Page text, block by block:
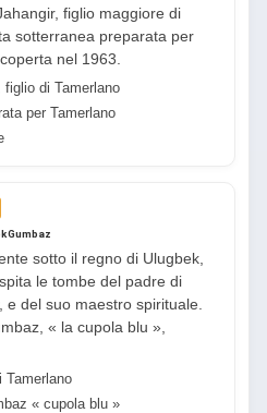
figlio maggiore di
sotterranea preparata per
nel 1963.
figlio di Tamerlano
per Tamerlano
Gumbaz
sotto il regno di Ulugbek,
le tombe del padre di
e del suo maestro spirituale.
« la cupola blu »,
Tamerlano
« cupola blu »